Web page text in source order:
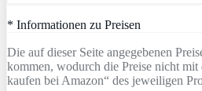
* Informationen zu Preisen
Die auf dieser Seite angegebenen
kommen, wodurch die Preise nicht mit
kaufen bei Amazon“ des jeweiligen